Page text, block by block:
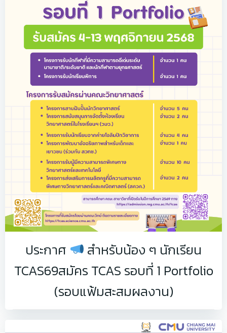
ประกาศ
สำหรับน้อง ๆ นักเรียน
TCAS69สมัคร TCAS รอบที่ 1 Portfolio
(รอบแฟ้มสะสมผลงาน)